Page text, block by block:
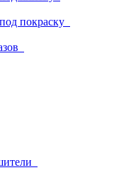
покраску